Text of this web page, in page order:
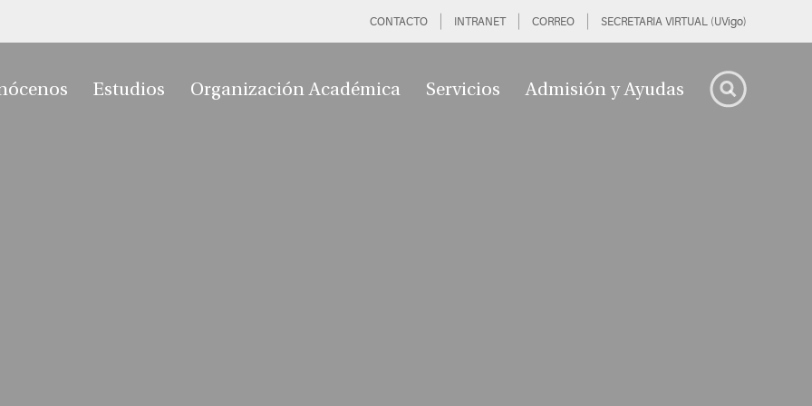
CONTACTO INTRANET CORREO SECRETARIA VIRTUAL (UVigo)
Estudios Organización Académica Servicios Admisión y Ayudas